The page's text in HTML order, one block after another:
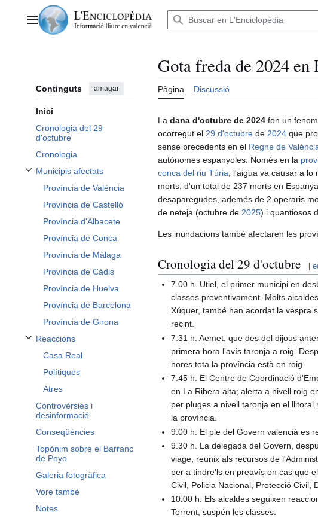
contingutMenú principal
Continguts amagar
Inici
Cronologia del 29
d'octubre
Cronologia
Municipis afectats
Alternar subsecció Municipis afectats
Província de Valéncia
Província de Castelló
Província d'Albacete
Província de Conca
Província de Màlaga
Província de Càdis
Província de Huelva
Província de Barcelona
Província de Girona
Reaccions
Alternar subsecció Reaccions
Casa Real
Polítiques
Atres
Controvèrsies i
desinformació
Conseqüències
Topònim sobre el Barranc
de Poyo
Galeria fotogràfica
Vore també
Notes
Gota freda de 2024 en
Pàgina Discussió
La dana d'octubre de 2024 fon un
ocorregut el 29 d'octubre de 2024 que
sense precedents en el Regne de
autònomes espanyoles. Només en la
conca del riu Túria , l'aigua va causar a
morts, d'un total de 237 morts en
desaparegudes, ademés de 2 operaris
de neteja (octubre de 2025) i quantiosos
Les inundacions també afectaren les
Cronologia del 29 d'octubre [
7.00 h. Utiel, el primer municipi en
classes preventivament. Molts
Xúquer, també han acordat la vespra
recint.
7.31 h. Aemet, que des del dijous
primera hora l'avís taronja a roig.
hores tota la província està en roig.
7.45 h. El Centre de Coordinació
en La Ribera alta; alerta a nivell roig
per pluges a nivell taronja en el
la província.
9.00 h. El ple del Govern valencià es
9.30 h. La delegada del Govern,
viage, reunix als recursos de
per a tindre'ls en preavís en cas que
Civil, Policia Nacional, Protecció Civil,
10.00 h. Els alcaldes seguixen
Torrent, suspén les classes.